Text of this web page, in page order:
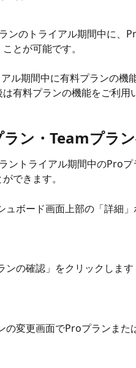
ンのトライアル期間中に、
とが可能です。
ル期間中に有料プランの機
は有料プランの機能をご利用
ン・Teamプラ
ントライアル期間中のPro
できます。
ュボード画面上部の「詳細
ンの確認」をクリックします
の変更画面でProプランまた